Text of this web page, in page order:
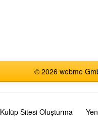
© 2026 webme
Kulüp Sitesi Oluşturma